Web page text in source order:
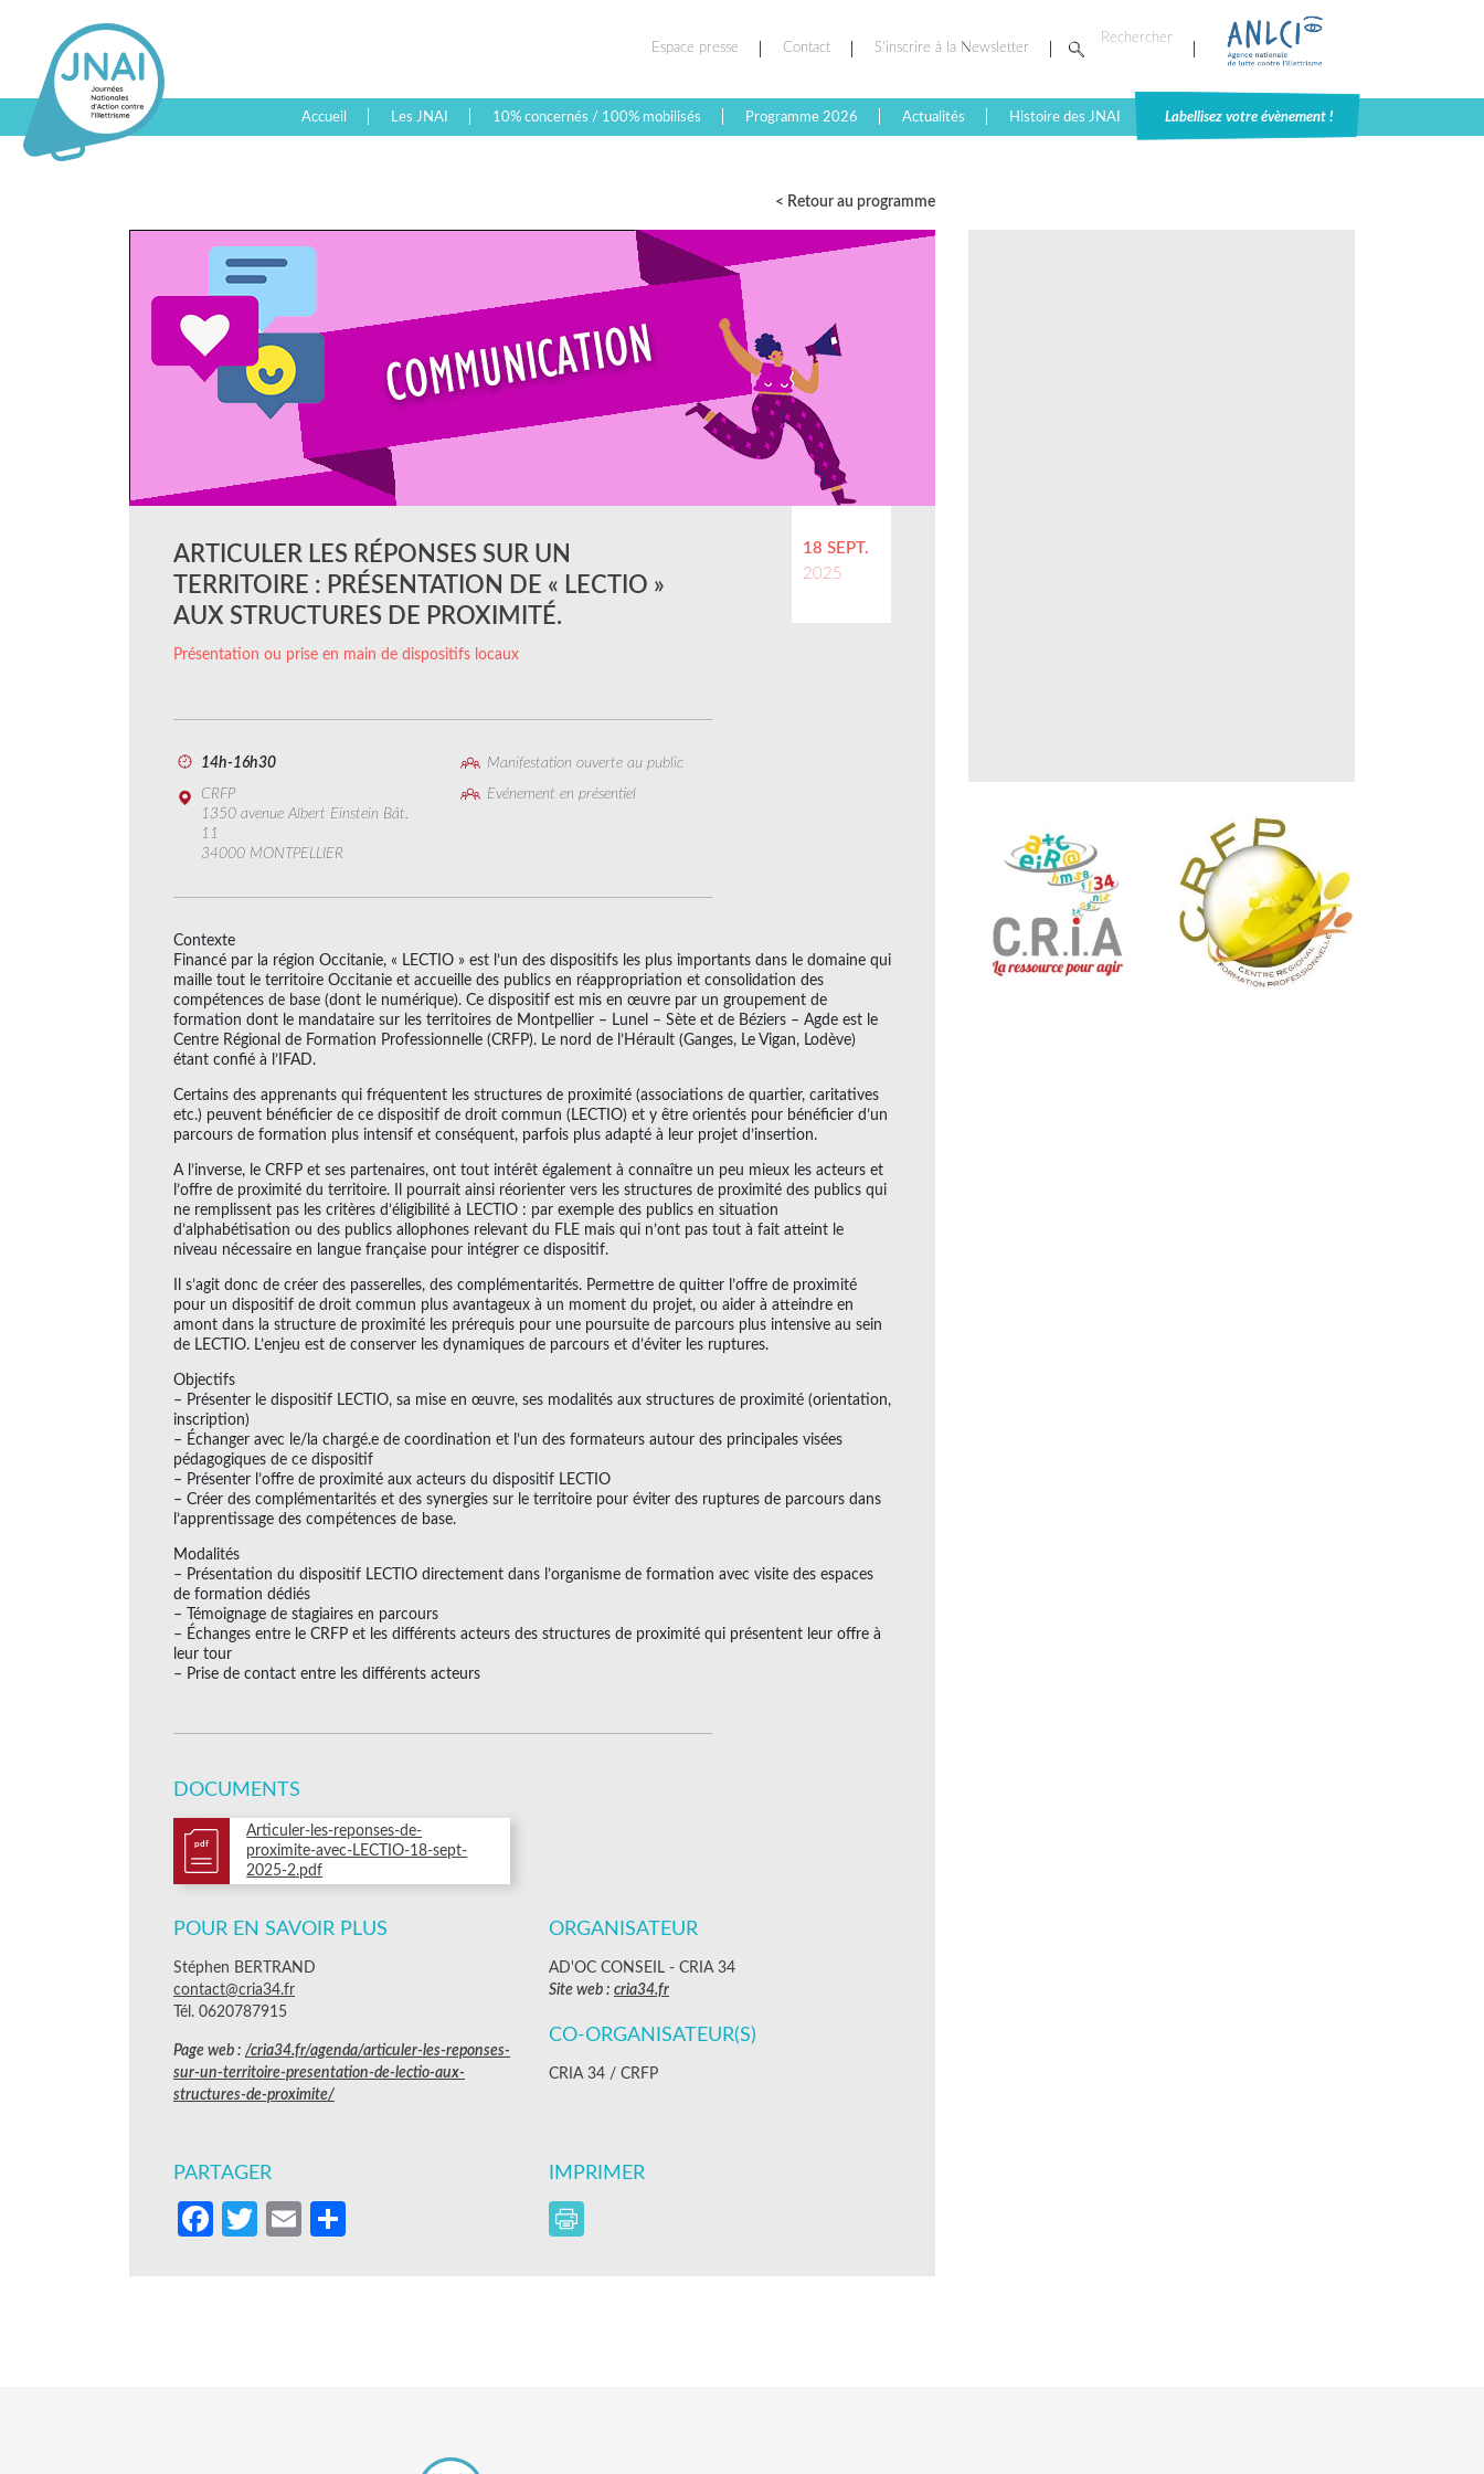
Espace presse Contact S’inscrire à la Newsletter
Accueil Les JNAI 10% concernés / 100% mobilisés Programme 2026 Actualités Histoire des JNAI Labellisez votre évènement !
< Retour au programme
18 SEPT.
2025
ARTICULER LES RÉPONSES SUR UN
TERRITOIRE : PRÉSENTATION DE « LECTIO »
AUX STRUCTURES DE PROXIMITÉ.
Présentation ou prise en main de dispositifs locaux
14h-16h30
Manifestation ouverte au public
CRFP
1350 avenue Albert Einstein Bât.
11
34000 MONTPELLIER
Evénement en présentiel
Contexte
Financé par la région Occitanie, « LECTIO » est l’un des dispositifs les plus importants dans le domaine qui
maille tout le territoire Occitanie et accueille des publics en réappropriation et consolidation des
compétences de base (dont le numérique). Ce dispositif est mis en œuvre par un groupement de
formation dont le mandataire sur les territoires de Montpellier – Lunel – Sète et de Béziers – Agde est le
Centre Régional de Formation Professionnelle (CRFP). Le nord de l’Hérault (Ganges, Le Vigan, Lodève)
étant confié à l’IFAD.
Certains des apprenants qui fréquentent les structures de proximité (associations de quartier, caritatives
etc.) peuvent bénéficier de ce dispositif de droit commun (LECTIO) et y être orientés pour bénéficier d’un
parcours de formation plus intensif et conséquent, parfois plus adapté à leur projet d’insertion.
A l’inverse, le CRFP et ses partenaires, ont tout intérêt également à connaître un peu mieux les acteurs et
l’offre de proximité du territoire. Il pourrait ainsi réorienter vers les structures de proximité des publics qui
ne remplissent pas les critères d’éligibilité à LECTIO : par exemple des publics en situation
d’alphabétisation ou des publics allophones relevant du FLE mais qui n’ont pas tout à fait atteint le
niveau nécessaire en langue française pour intégrer ce dispositif.
Il s’agit donc de créer des passerelles, des complémentarités. Permettre de quitter l’offre de proximité
pour un dispositif de droit commun plus avantageux à un moment du projet, ou aider à atteindre en
amont dans la structure de proximité les prérequis pour une poursuite de parcours plus intensive au sein
de LECTIO. L’enjeu est de conserver les dynamiques de parcours et d’éviter les ruptures.
Objectifs
– Présenter le dispositif LECTIO, sa mise en œuvre, ses modalités aux structures de proximité (orientation,
inscription)
– Échanger avec le/la chargé.e de coordination et l’un des formateurs autour des principales visées
pédagogiques de ce dispositif
– Présenter l’offre de proximité aux acteurs du dispositif LECTIO
– Créer des complémentarités et des synergies sur le territoire pour éviter des ruptures de parcours dans
l’apprentissage des compétences de base.
Modalités
– Présentation du dispositif LECTIO directement dans l’organisme de formation avec visite des espaces
de formation dédiés
– Témoignage de stagiaires en parcours
– Échanges entre le CRFP et les différents acteurs des structures de proximité qui présentent leur offre à
leur tour
– Prise de contact entre les différents acteurs
DOCUMENTS
pdf
Articuler-les-reponses-de-
proximite-avec-LECTIO-18-sept-
2025-2.pdf
POUR EN SAVOIR PLUS
Stéphen BERTRAND
contact@cria34.fr
Tél. 0620787915
Page web : /cria34.fr/agenda/articuler-les-reponses-
sur-un-territoire-presentation-de-lectio-aux-
structures-de-proximite/
ORGANISATEUR
AD'OC CONSEIL - CRIA 34
Site web : cria34.fr
CO-ORGANISATEUR(S)
CRIA 34 / CRFP
PARTAGER
Facebook
Twitter
Email
IMPRIMER